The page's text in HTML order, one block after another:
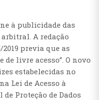
à publicidade das
A redação
previa que as
livre acesso”. O novo
estabelecidas no
Lei de Acesso à
Proteção de Dados